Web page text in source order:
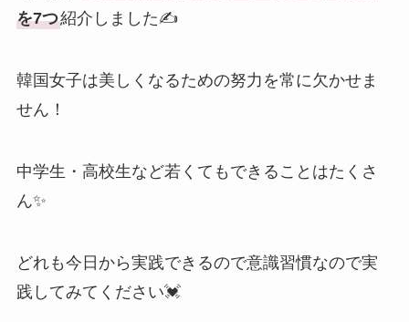
を7つ紹介しました✍️
韓国女子は美しくなるための努力を常に欠かせま
せん！
中学生・高校生など若くてもできることはたくさ
ん✨
どれも今日から実践できるので意識習慣なので実
践してみてください💓